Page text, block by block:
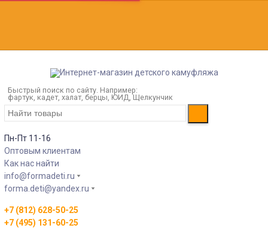
Быстрый поиск по сайту. Например:
фартук, кадет, халат, берцы, ЮИД, Щелкунчик
Пн-Пт 11-16
Оптовым клиентам
Как нас найти
info@formadeti.ru
forma.deti@yandex.ru
+7 (812) 628-50-25
+7 (495) 131-60-25